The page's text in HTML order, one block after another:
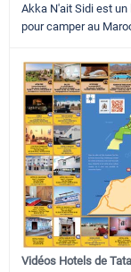
Akka N'ait Sidi est
pour camper au
Vidéos Hotels de Tata